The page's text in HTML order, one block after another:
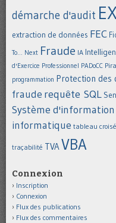
démarche d'audit
extraction de données FEC
To... Next Fraude IA
d'Exercice Professionnel PADoCC
programmation Protection des
fraude requête SQL
Système d'information
informatique tableau
traçabilité TVAVBA
Connexion
Inscription
Connexion
Flux des publications
Flux des commentaires